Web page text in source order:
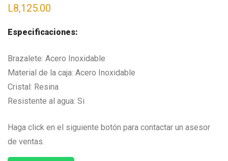
L8,125.00
Especificaciones:
Brazalete: Acero Inoxidable
Material de la caja: Acero Inoxidable
Cristal: Resina
Resistente al agua: Si
Haga click en el siguiente botón para contactar un asesor
de ventas.